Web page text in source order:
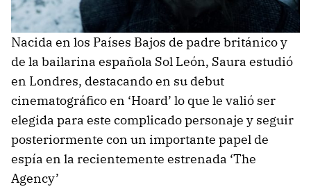
Nacida en los Países Bajos de padre británico y
de la bailarina española Sol León, Saura estudió
en Londres, destacando en su debut
cinematográfico en ‘Hoard’ lo que le valió ser
elegida para este complicado personaje y seguir
posteriormente con un importante papel de
espía en la recientemente estrenada ‘The
Agency’